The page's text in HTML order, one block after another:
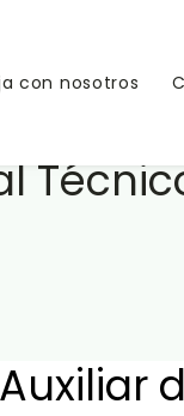
con nosotros